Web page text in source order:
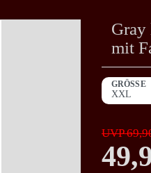
Gray
mit
GRÖSSE
UVP